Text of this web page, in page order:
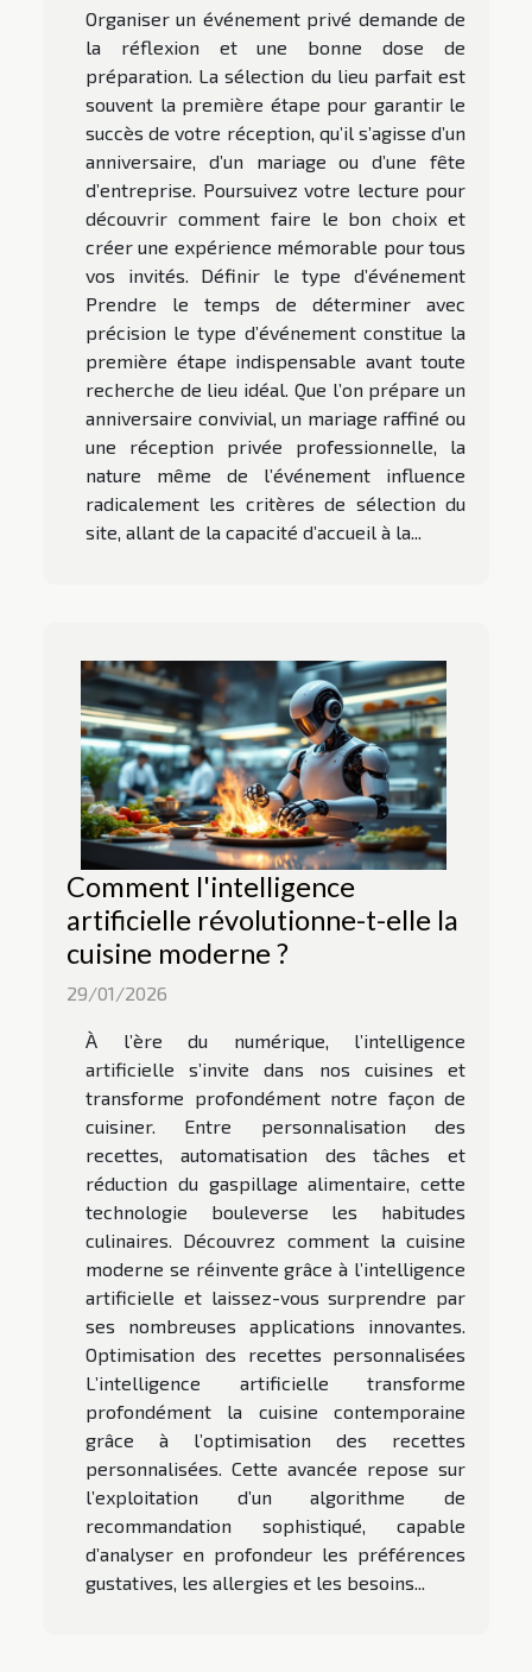
Organiser un événement privé demande de
la réflexion et une bonne dose de
préparation. La sélection du lieu parfait est
souvent la première étape pour garantir le
succès de votre réception, qu’il s’agisse d’un
anniversaire, d’un mariage ou d’une fête
d’entreprise. Poursuivez votre lecture pour
découvrir comment faire le bon choix et
créer une expérience mémorable pour tous
vos invités. Définir le type d’événement
Prendre le temps de déterminer avec
précision le type d’événement constitue la
première étape indispensable avant toute
recherche de lieu idéal. Que l’on prépare un
anniversaire convivial, un mariage raffiné ou
une réception privée professionnelle, la
nature même de l’événement influence
radicalement les critères de sélection du
site, allant de la capacité d’accueil à la...
Comment l'intelligence
artificielle révolutionne-t-elle la
cuisine moderne ?
29/01/2026
À l’ère du numérique, l’intelligence
artificielle s’invite dans nos cuisines et
transforme profondément notre façon de
cuisiner. Entre personnalisation des
recettes, automatisation des tâches et
réduction du gaspillage alimentaire, cette
technologie bouleverse les habitudes
culinaires. Découvrez comment la cuisine
moderne se réinvente grâce à l’intelligence
artificielle et laissez-vous surprendre par
ses nombreuses applications innovantes.
Optimisation des recettes personnalisées
L’intelligence artificielle transforme
profondément la cuisine contemporaine
grâce à l’optimisation des recettes
personnalisées. Cette avancée repose sur
l’exploitation d’un algorithme de
recommandation sophistiqué, capable
d’analyser en profondeur les préférences
gustatives, les allergies et les besoins...